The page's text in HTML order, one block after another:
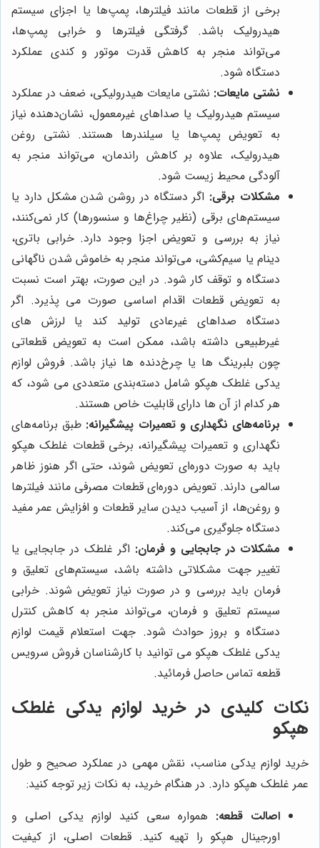
برخی از قطعات مانند فیلترها، پمپ‌ها یا اجزای سیستم
هیدرولیک باشد. گرفتگی فیلترها و خرابی پمپ‌ها،
می‌تواند منجر به کاهش قدرت موتور و کندی عملکرد
دستگاه شود.
نشتی مایعات: نشتی مایعات هیدرولیکی، ضعف در عملکرد
سیستم هیدرولیک یا صداهای غیرمعمول، نشان‌دهنده نیاز
به تعویض پمپ‌ها یا سیلندرها هستند. نشتی روغن
هیدرولیک، علاوه بر کاهش راندمان، می‌تواند منجر به
آلودگی محیط زیست شود.
مشکلات برقی: اگر دستگاه در روشن شدن مشکل دارد یا
سیستم‌های برقی (نظیر چراغ‌ها و سنسورها) کار نمی‌کنند،
نیاز به بررسی و تعویض اجزا وجود دارد. خرابی باتری،
دینام یا سیم‌کشی، می‌تواند منجر به خاموش شدن ناگهانی
دستگاه و توقف کار شود. در این صورت، بهتر است نسبت
به تعویض قطعات اقدام اساسی صورت می پذیرد. اگر
دستگاه صداهای غیرعادی تولید کند یا لرزش های
غیرطبیعی داشته باشد، ممکن است به تعویض قطعاتی
چون بلبرینگ ها یا چرخ‌دنده ها نیاز باشد. فروش لوازم
یدکی غلطک هپکو شامل دسته‌بندی متعددی می شود، که
هر کدام از آن ها دارای قابلیت خاص هستند.
برنامه‌های نگهداری و تعمیرات پیشگیرانه: طبق برنامه‌های
نگهداری و تعمیرات پیشگیرانه، برخی قطعات غلطک هپکو
باید به صورت دوره‌ای تعویض شوند، حتی اگر هنوز ظاهر
سالمی دارند. تعویض دوره‌ای قطعات مصرفی مانند فیلترها
و روغن‌ها، از آسیب دیدن سایر قطعات و افزایش عمر مفید
دستگاه جلوگیری می‌کند.
مشکلات در جابجایی و فرمان: اگر غلطک در جابجایی یا
تغییر جهت مشکلاتی داشته باشد، سیستم‌های تعلیق و
فرمان باید بررسی و در صورت نیاز تعویض شوند. خرابی
سیستم تعلیق و فرمان، می‌تواند منجر به کاهش کنترل
دستگاه و بروز حوادث شود. جهت استعلام قیمت لوازم
یدکی غلطک هپکو می توانید با کارشناسان فروش سرویس
قطعه تماس حاصل فرمائید.
نکات کلیدی در خرید لوازم یدکی غلطک
هپکو
خرید لوازم یدکی مناسب، نقش مهمی در عملکرد صحیح و طول
عمر غلطک هپکو دارد. در هنگام خرید، به نکات زیر توجه کنید:
اصالت قطعه: همواره سعی کنید لوازم یدکی اصلی و
اورجینال هپکو را تهیه کنید. قطعات اصلی، از کیفیت